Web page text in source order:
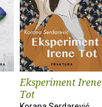
Eksperiment Irene
Tot